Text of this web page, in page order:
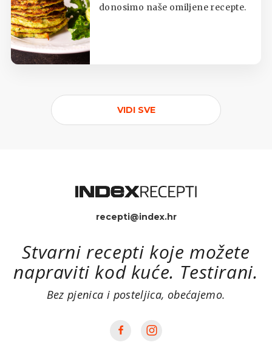
donosimo naše omiljene recepte.
VIDI SVE
recepti@index.hr
Stvarni recepti koje možete
napraviti kod kuće. Testirani.
Bez pjenica i posteljica, obećajemo.